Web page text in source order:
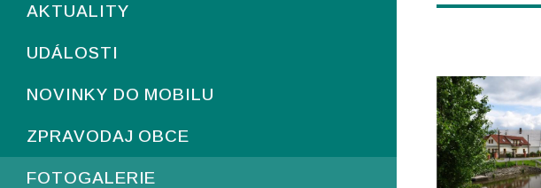
AKTUALITY
UDÁLOSTI
NOVINKY DO MOBILU
ZPRAVODAJ OBCE
FOTOGALERIE